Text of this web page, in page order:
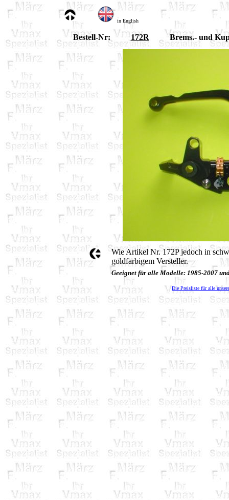
in English
Bestell-Nr: 172R Brems.- und
Wie Artikel Nr. 172P jedoch in
goldfarbigem Versteller.
Geeignet für alle Modelle: 1985-2007
Die Preisliste für alle